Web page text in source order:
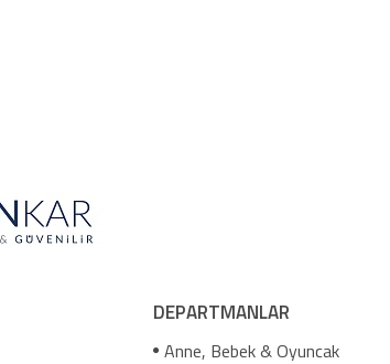
DEPARTMANLAR
Anne, Bebek & Oyuncak